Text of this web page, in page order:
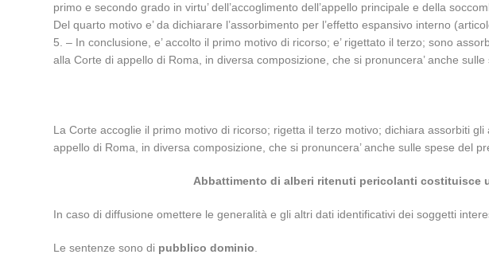
primo e secondo grado in virtu’ dell’accoglimento dell’appello principale e della
Del quarto motivo e’ da dichiarare l’assorbimento per l’effetto espansivo interno
5. – In conclusione, e’ accolto il primo motivo di ricorso; e’ rigettato il terzo; sono
alla Corte di appello di Roma, in diversa composizione, che si pronuncera’ anche sulle
La Corte accoglie il primo motivo di ricorso; rigetta il terzo motivo; dichiara assorbiti
appello di Roma, in diversa composizione, che si pronuncera’ anche sulle spese del
Abbattimento di alberi ritenuti pericolanti costituisce
In caso di diffusione omettere le generalità e gli altri dati identificativi dei soggetti
Le sentenze sono di pubblico dominio